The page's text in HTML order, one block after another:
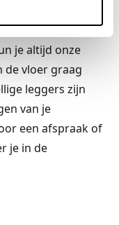
het leggen van je
geen tijd of zin
je altijd onze
de vloer graag
leggers zijn
van je
een afspraak of
je in de